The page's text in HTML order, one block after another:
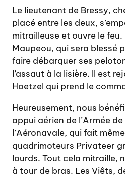
Le lieutenant de Bressy,
placé entre les deux,
mitrailleuse et ouvre le
Maupeou, qui sera blessé
faire débarquer ses
l’assaut à la lisière. Il est
Hoetzel qui prend le
Heureusement, nous
appui aérien de l’Armée de
l’Aéronavale, qui fait
quadrimoteurs Privateer
lourds. Tout cela mitraille,
à tour de bras. Les Viêts,